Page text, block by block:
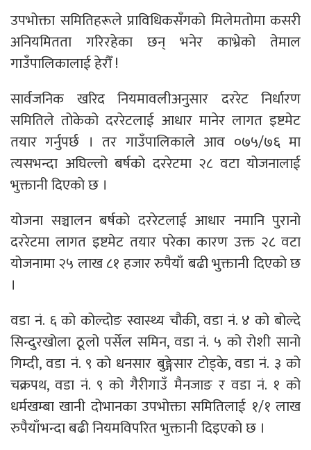
उपभोक्ता समितिहरूले प्राविधिकसँगको मिलेमतोमा कसरी
अनियमितता गरिरहेका छन् भनेर काभ्रेको तेमाल
गाउँपालिकालाई हेरौँ !
सार्वजनिक खरिद नियमावलीअनुसार दररेट निर्धारण
समितिले तोकेको दररेटलाई आधार मानेर लागत इष्टमेट
तयार गर्नुपर्छ । तर गाउँपालिकाले आव ०७५/७६ मा
त्यसभन्दा अघिल्लो बर्षको दररेटमा २८ वटा योजनालाई
भुक्तानी दिएकाे छ ।
योजना सञ्चालन बर्षको दररेटलाई आधार नमानि पुरानो
दररेटमा लागत इष्टमेट तयार परेका कारण उक्त २८ वटा
योजनामा २५ लाख ८१ हजार रुपैयाँ बढी भुक्तानी दिएको छ
।
वडा नं. ६ को कोल्दोङ स्वास्थ्य चौकी, वडा नं. ४ को बोल्दे
सिन्दुरखोला ठूलो पर्सेल समिन, वडा नं. ५ को रोशी सानो
गिम्दी, वडा नं. ९ को धनसार बुङ्गेसार टोड्के, वडा नं. ३ को
चक्रपथ, वडा नं. ९ को गैरीगाउँ मैनजाङ र वडा नं. १ को
धर्मखम्बा खानी दोभानका उपभोक्ता समितिलाई १/१ लाख
रुपैयाँभन्दा बढी नियमविपरित भुक्तानी दिइएको छ ।